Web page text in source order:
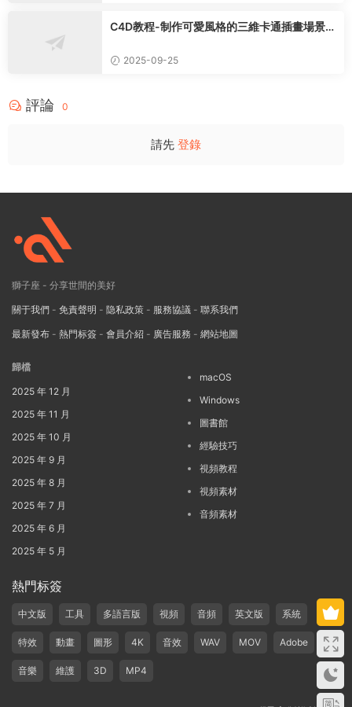
C4D教程-制作可愛風格的三維卡通插畫場景案
2025-09-25
評論 0
請先 登錄
獅子座 - 分享世間的美好
關于我們 - 免責聲明 - 隐私政策 - 服務協議 - 聯系我們
最新發布 - 熱門标簽 - 會員介紹 - 廣告服務 - 網站地圖
歸檔
2025 年 12 月
2025 年 11 月
2025 年 10 月
2025 年 9 月
2025 年 8 月
2025 年 7 月
2025 年 6 月
2025 年 5 月
macOS
Windows
圖書館
經驗技巧
視頻教程
視頻素材
音頻素材
熱門标簽
中文版 工具 多語言版 視頻 音頻 英文版 系統
特效 動畫 圖形 4K 音效 WAV MOV Adobe
音樂 維護 3D MP4